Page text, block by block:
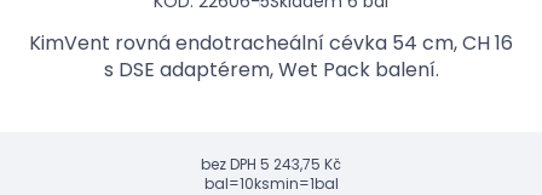
KimVent rovná endotracheální cévka 54 cm, CH 16
s DSE adaptérem, Wet Pack balení.
bez DPH 5 243,75 Kč
bal=10ksmin=1bal